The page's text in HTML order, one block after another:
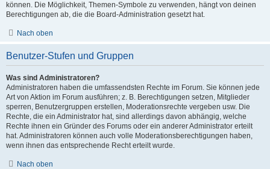
können. Die Möglichkeit, Themen-Symbole zu verwenden, hängt von deinen
Berechtigungen ab, die die Board-Administration gesetzt hat.
Nach oben
Benutzer-Stufen und Gruppen
Was sind Administratoren?
Administratoren haben die umfassendsten Rechte im Forum. Sie können jede
Art von Aktion im Forum ausführen; z. B. Berechtigungen setzen, Mitglieder
sperren, Benutzergruppen erstellen, Moderationsrechte vergeben usw. Die
Rechte, die ein Administrator hat, sind allerdings davon abhängig, welche
Rechte ihnen ein Gründer des Forums oder ein anderer Administrator erteilt
hat. Administratoren können auch volle Moderationsberechtigungen haben,
wenn ihnen das entsprechende Recht erteilt wurde.
Nach oben